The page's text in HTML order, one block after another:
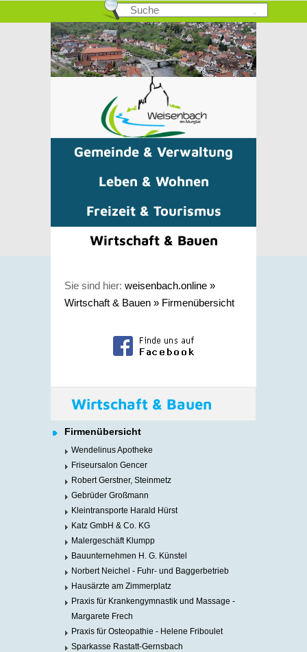
Gemeinde & Verwaltung
Leben & Wohnen
Freizeit & Tourismus
Wirtschaft & Bauen
Sie sind hier: weisenbach.online »
Wirtschaft & Bauen » Firmenübersicht
Wirtschaft & Bauen
Firmenübersicht
Wendelinus Apotheke
Friseursalon Gencer
Robert Gerstner, Steinmetz
Gebrüder Großmann
Kleintransporte Harald Hürst
Katz GmbH & Co. KG
Malergeschäft Klumpp
Bauunternehmen H. G. Künstel
Norbert Neichel - Fuhr- und Baggerbetrieb
Hausärzte am Zimmerplatz
Praxis für Krankengymnastik und Massage -
Margarete Frech
Praxis für Osteopathie - Helene Friboulet
Sparkasse Rastatt-Gernsbach